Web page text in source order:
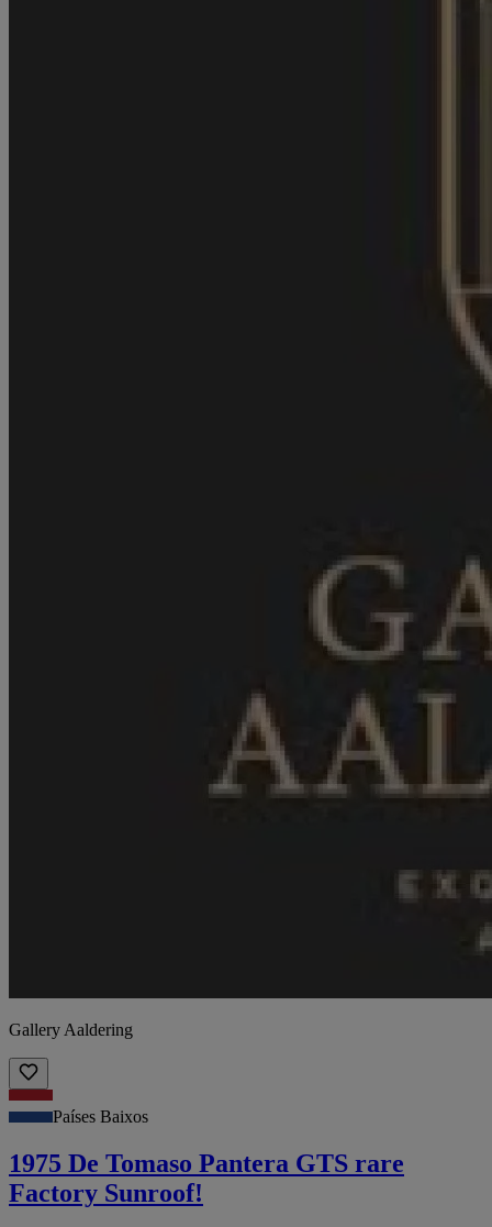
Gallery Aaldering
Países Baixos
1975 De Tomaso Pantera GTS rare
Factory Sunroof!